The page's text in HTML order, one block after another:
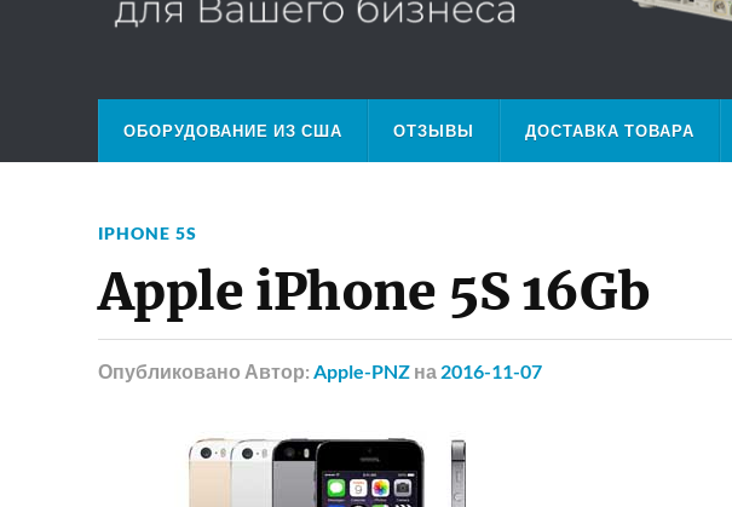
ОБОРУДОВАНИЕ ИЗ США ОТЗЫВЫ ДОСТАВКА ТОВАРА
IPHONE 5S
Apple iPhone 5S 16Gb
Опубликовано Автор: Apple-PNZ на 2016-11-07